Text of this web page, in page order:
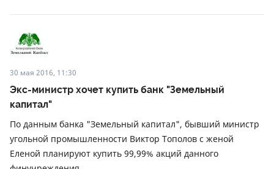
30 мая 2016, 11:30
Экс-министр хочет купить банк "Земельный
капитал"
По данным банка "Земельный капитал", бывший министр
угольной промышленности Виктор Тополов с женой
Еленой планируют купить 99,99% акций данного